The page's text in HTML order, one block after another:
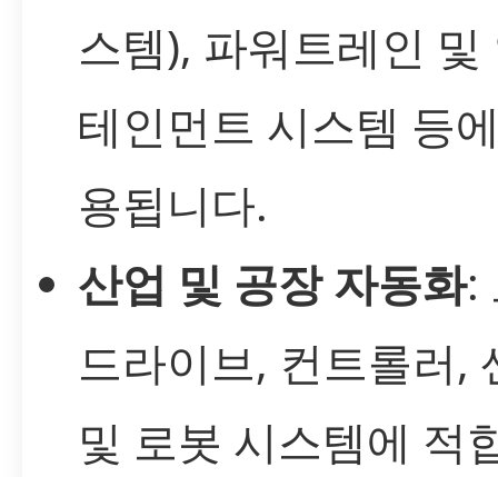
스템), 파워트레인 및
테인먼트 시스템 등
용됩니다.
산업 및 공장 자동화:
드라이브, 컨트롤러,
및 로봇 시스템에 적